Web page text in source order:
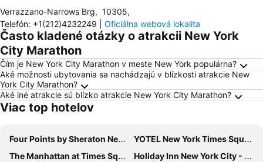
Verrazzano-Narrows Brg, 10305,
Telefón: +1(212)4232249 Oficiálna webová lokalita
Často kladené otázky o atrakcii New York
City Marathon
Čím je New York City Marathon v meste New York populárna?
Aké možnosti ubytovania sa nachádzajú v blízkosti atrakcie New
York City Marathon?
Aké iné atrakcie sú blízko atrakcie New York City Marathon?
Viac top hotelov
Four Points by Sheraton New York Downtown
YOTEL New York Times Square
The Manhattan at Times Square Hotel
Holiday Inn New York City - Times Square By Ihg